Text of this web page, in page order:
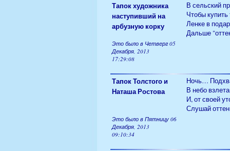
Тапок художника
наступивший на
арбузную корку
В сельский
Чтобы
Ленке в
Дальше
Это было в Четверг 05
Декабря, 2013
17:29:08
Тапок Толстого и
Наташа Ростова
Ночь…
В небо
И, от своей
Слушай
Это было в Пятницу 06
Декабря, 2013
09:10:34